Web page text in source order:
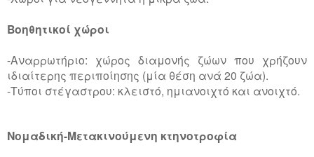
Βοηθητικοί χώροι
-Αναρρωτήριο: χώρος διαμονής ζώων που χρήζουν
ιδιαίτερης περιποίησης (μία θέση ανά 20 ζώα).
-Τύποι στέγαστρου: κλειστό, ημιανοιχτό και ανοιχτό.
Νομαδική-Μετακινούμενη κτηνοτροφία